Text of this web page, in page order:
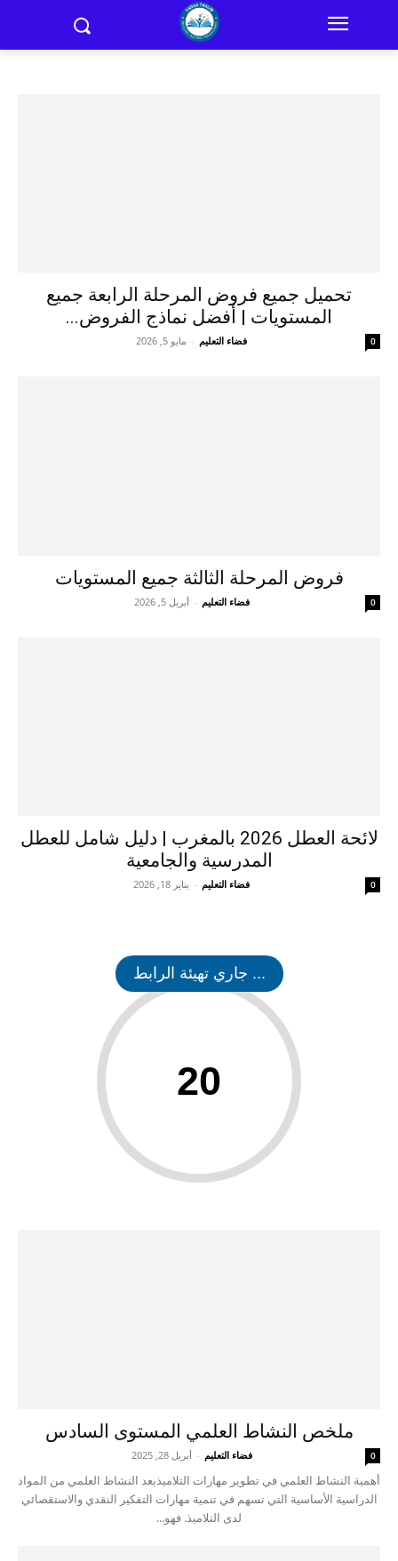
تحميل جميع فروض المرحلة الرابعة جميع
المستويات | أفضل نماذج الفروض...
فضاء التعليم - مايو 5, 2026 0
فروض المرحلة الثالثة جميع المستويات
فضاء التعليم - أبريل 5, 2026 0
لائحة العطل 2026 بالمغرب | دليل شامل للعطل
المدرسية والجامعية
فضاء التعليم - يناير 18, 2026 0
... جاري تهيئة الرابط
20
ملخص النشاط العلمي المستوى السادس
فضاء التعليم - أبريل 28, 2025 0
أهمية النشاط العلمي في تطوير مهارات التلاميذيعد النشاط العلمي من المواد
الدراسية الأساسية التي تسهم في تنمية مهارات التفكير النقدي والاستقصائي
لدى التلاميذ. فهو...